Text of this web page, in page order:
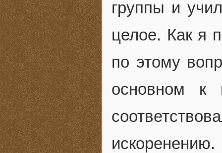
группы и
целое. Как я
по этому
основном к